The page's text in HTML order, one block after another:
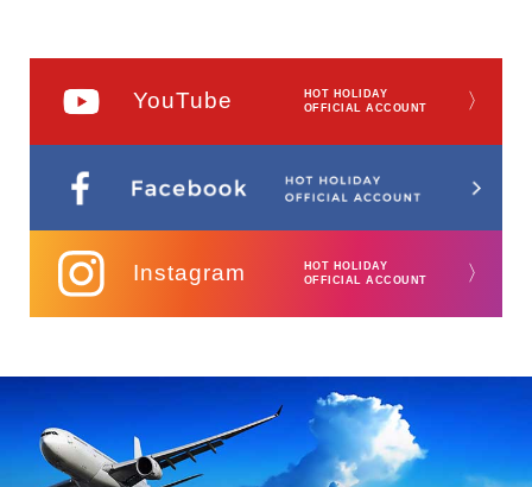
YouTube
HOT HOLIDAY
OFFICIAL ACCOUNT
〉
Instagram
HOT HOLIDAY
OFFICIAL ACCOUNT
〉